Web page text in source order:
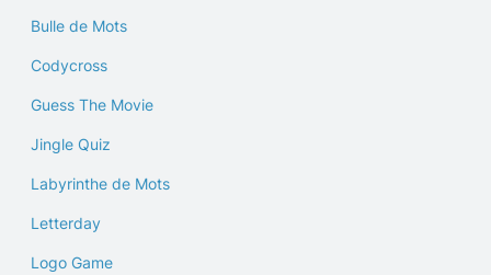
Bulle de Mots
Codycross
Guess The Movie
Jingle Quiz
Labyrinthe de Mots
Letterday
Logo Game